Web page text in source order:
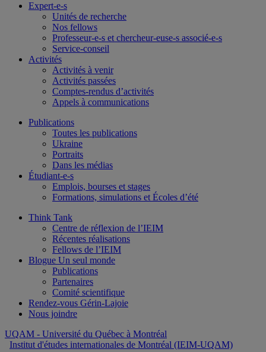
Expert-e-s
Unités de recherche
Nos fellows
Professeur-e-s et chercheur-euse-s associé-e-s
Service-conseil
Activités
Activités à venir
Activités passées
Comptes-rendus d’activités
Appels à communications
Publications
Toutes les publications
Ukraine
Portraits
Dans les médias
Étudiant-e-s
Emplois, bourses et stages
Formations, simulations et Écoles d’été
Think Tank
Centre de réflexion de l’IEIM
Récentes réalisations
Fellows de l’IEIM
Blogue Un seul monde
Publications
Partenaires
Comité scientifique
Rendez-vous Gérin-Lajoie
Nous joindre
UQAM - Université du Québec à Montréal
Institut d'études internationales de Montréal (IEIM-UQAM)